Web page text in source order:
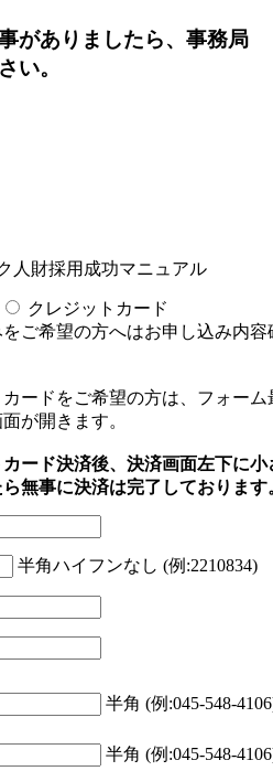
がありましたら、事務局
い。
人財採用成功マニュアル
クレジットカード
ご希望の方へはお申し込み内
ードをご希望の方は、フォー
が開きます。
ード決済後、決済画面左下に小
無事に決済は完了しておりま
半角ハイフンなし (例:2210834)
半角 (例:045-548-
半角 (例:045-548-